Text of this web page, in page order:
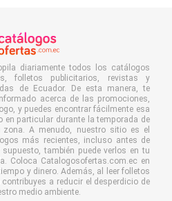
diariamente todos los catálogos
folletos publicitarios, revistas y
de Ecuador. De esta manera, te
acerca de las promociones,
y puedes encontrar fácilmente esa
en particular durante la temporada de
A menudo, nuestro sitio es el
más recientes, incluso antes de
también puede verlos en tu
Coloca Catalogosofertas.com.ec en
y dinero. Además, al leer folletos
a reducir el desperdicio de
medio ambiente.